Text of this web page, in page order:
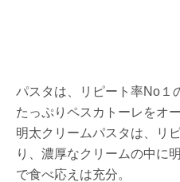
パスタは、リピート率No１
たっぷりペスカトーレをオ
明太クリームパスタは、リ
り、濃厚なクリームの中に
で食べ応えは充分。